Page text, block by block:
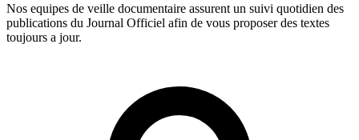
Nos equipes de veille documentaire assurent un suivi quotidien des
publications du Journal Officiel afin de vous proposer des textes
toujours a jour.